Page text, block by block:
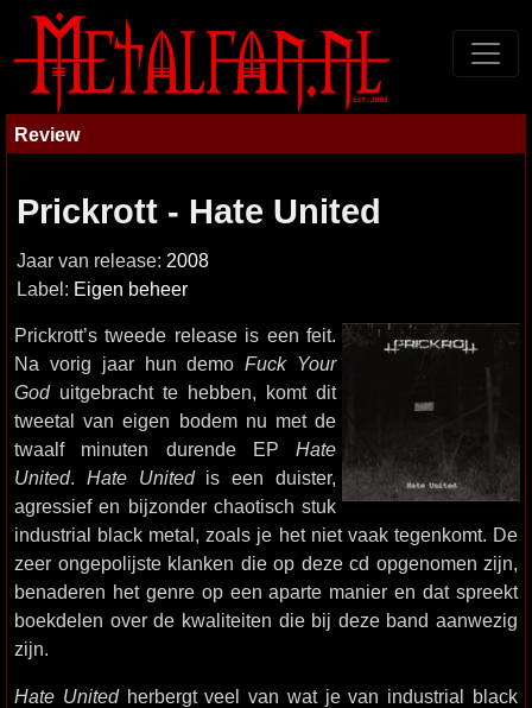
Review
Prickrott - Hate United
Jaar van release: 2008
Label: Eigen beheer
Prickrott’s tweede release is een feit.
Na vorig jaar hun demoFuck Your
Goduitgebracht te hebben, komt dit
tweetal van eigen bodem nu met de
twaalf minuten durende EP Hate
United. Hate Unitedis een duister,
agressief en bijzonder chaotisch stuk
industrial black metal, zoals je het niet vaak tegenkomt. De
zeer ongepolijste klanken die op deze cd opgenomen zijn,
benaderen het genre op een aparte manier en dat spreekt
boekdelen over de kwaliteiten die bij deze band aanwezig
zijn.
Hate Unitedherbergt veel van wat je van industrial black